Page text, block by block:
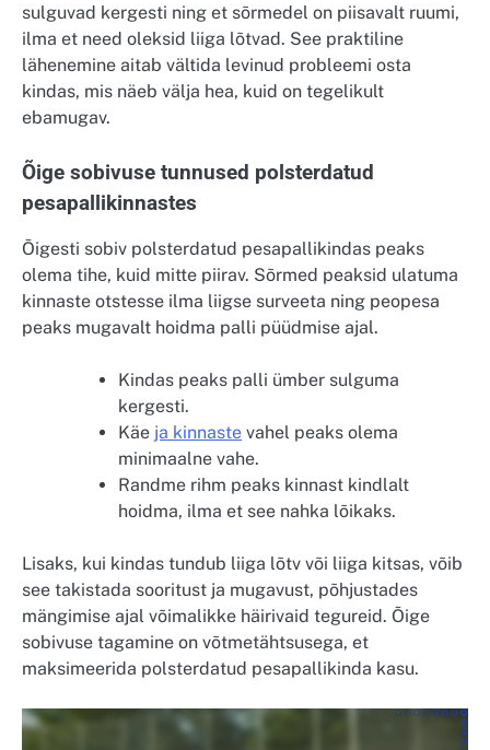
sulguvad kergesti ning et sõrmedel on piisavalt ruumi,
ilma et need oleksid liiga lõtvad. See praktiline
lähenemine aitab vältida levinud probleemi osta
kindas, mis näeb välja hea, kuid on tegelikult
ebamugav.
Õige sobivuse tunnused polsterdatud
pesapallikinnastes
Õigesti sobiv polsterdatud pesapallikindas peaks
olema tihe, kuid mitte piirav. Sõrmed peaksid ulatuma
kinnaste otstesse ilma liigse surveeta ning peopesa
peaks mugavalt hoidma palli püüdmise ajal.
Kindas peaks palli ümber sulguma
kergesti.
Käe ja kinnaste vahel peaks olema
minimaalne vahe.
Randme rihm peaks kinnast kindlalt
hoidma, ilma et see nahka lõikaks.
Lisaks, kui kindas tundub liiga lõtv või liiga kitsas, võib
see takistada sooritust ja mugavust, põhjustades
mängimise ajal võimalikke häirivaid tegureid. Õige
sobivuse tagamine on võtmetähtsusega, et
maksimeerida polsterdatud pesapallikinda kasu.